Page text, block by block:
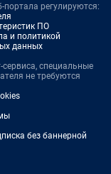
портала регулируются:
ПО
и политикой
данных
сервиса, специальные
не требуются
без баннерной